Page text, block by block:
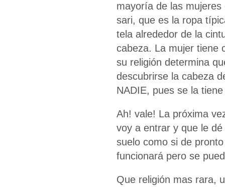
mayoría de las
sari, que es la ropa
tela alrededor de la
cabeza. La mujer tiene
su religión determina
descubrirse la cabeza
NADIE, pues se la
Ah! vale! La próxima
voy a entrar y que le
suelo como si de
funcionará pero se
Que religión mas rara,